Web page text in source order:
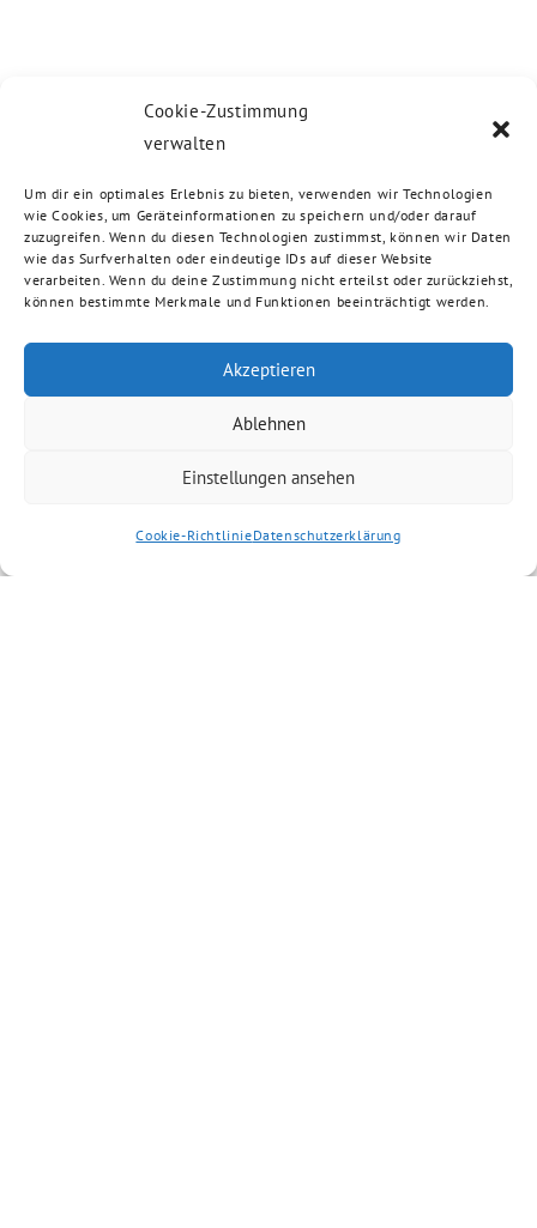
Cookie-Zustimmung
verwalten
Um dir ein optimales Erlebnis zu bieten, verwenden wir Technologien
wie Cookies, um Geräteinformationen zu speichern und/oder darauf
zuzugreifen. Wenn du diesen Technologien zustimmst, können wir Daten
wie das Surfverhalten oder eindeutige IDs auf dieser Website
verarbeiten. Wenn du deine Zustimmung nicht erteilst oder zurückziehst,
können bestimmte Merkmale und Funktionen beeinträchtigt werden.
Akzeptieren
Ablehnen
Einstellungen ansehen
Cookie-RichtlinieDatenschutzerklärung